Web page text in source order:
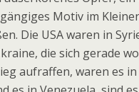
Motiv im
Die USA waren in
die sich gerade
aufraffen, waren es